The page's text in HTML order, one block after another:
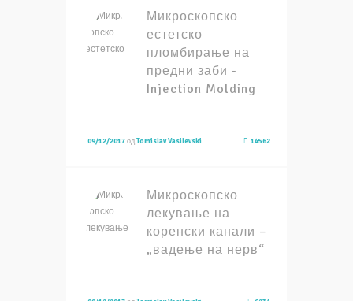
Микроскопско
естетско
пломбирање на
предни заби -
Injection Molding
09/12/2017од Tomislav Vasilevski 14562
Микроскопско
лекување на
коренски канали –
„вадење на нерв“